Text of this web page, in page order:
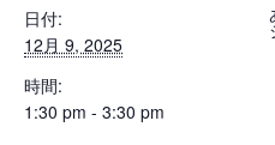
日付:
12月 9, 2025
時間:
1:30 pm - 3:30 pm